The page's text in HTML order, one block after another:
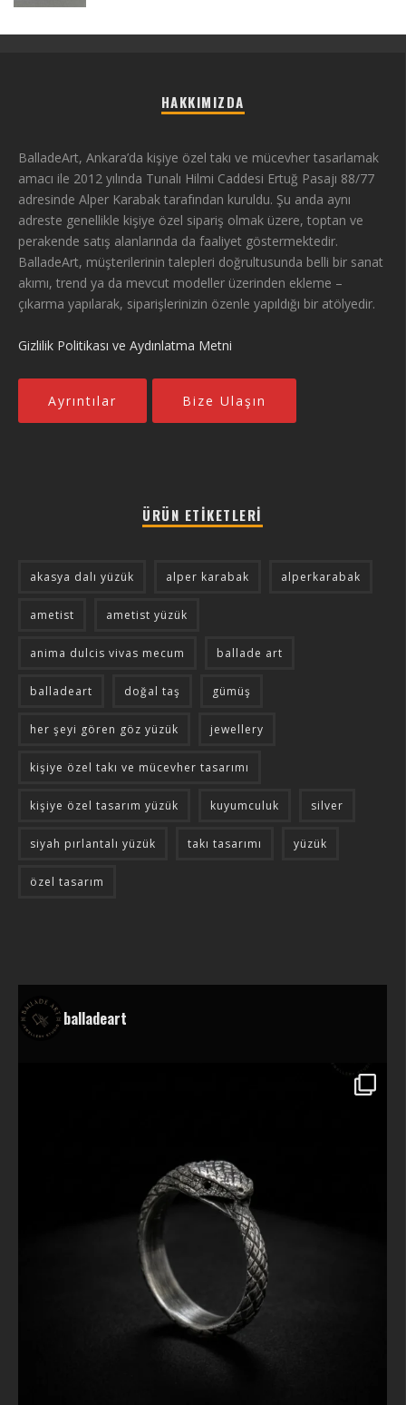
HAKKIMIZDA
BalladeArt, Ankara’da kişiye özel takı ve mücevher tasarlamak
amacı ile 2012 yılında Tunalı Hilmi Caddesi Ertuğ Pasajı 88/77
adresinde Alper Karabak tarafından kuruldu. Şu anda aynı
adreste genellikle kişiye özel sipariş olmak üzere, toptan ve
perakende satış alanlarında da faaliyet göstermektedir.
BalladeArt, müşterilerinin talepleri doğrultusunda belli bir sanat
akımı, trend ya da mevcut modeller üzerinden ekleme –
çıkarma yapılarak, siparişlerinizin özenle yapıldığı bir atölyedir.
Gizlilik Politikası ve Aydınlatma Metni
Ayrıntılar Bize Ulaşın
ÜRÜN ETIKETLERI
akasya dalı yüzük alper karabak alperkarabak
ametist ametist yüzük
anima dulcis vivas mecum ballade art
balladeart doğal taş gümüş
her şeyi gören göz yüzük jewellery
kişiye özel takı ve mücevher tasarımı
kişiye özel tasarım yüzük kuyumculuk silver
siyah pırlantalı yüzük takı tasarımı yüzük
özel tasarım
balladeart